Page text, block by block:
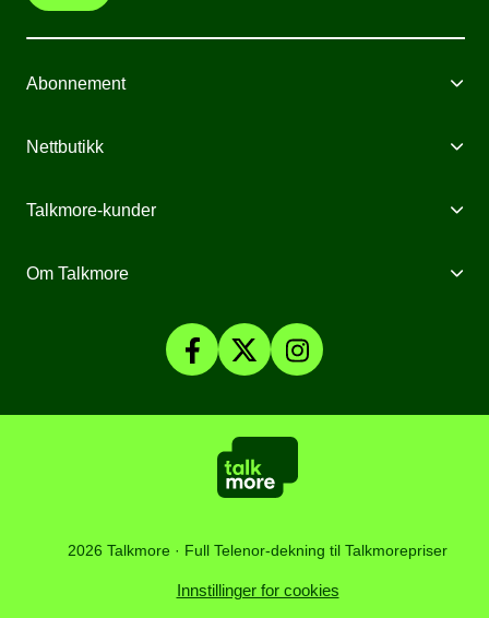
Abonnement
Mobilabonnement
Priser
Nettbutikk
Mobiltelefoner
Talkmore-kunder
Mine Sider
Om Talkmore
Personvern og Cookies
Affiliate
2026 Talkmore · Full Telenor-dekning til Talkmorepriser
Innstillinger for cookies